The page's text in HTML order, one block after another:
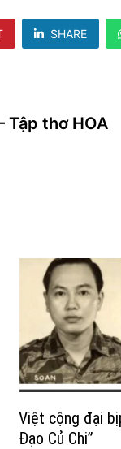
SHARE
Tập thơ HOA
Việt cộng đại
Đạo Củ Chi”